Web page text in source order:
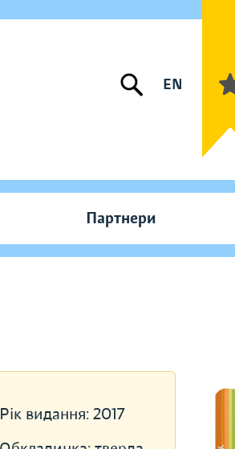
EN
Партнери
Рік видання: 2017